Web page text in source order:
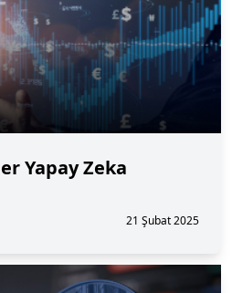
Yapay Zeka
21 Şubat 2025